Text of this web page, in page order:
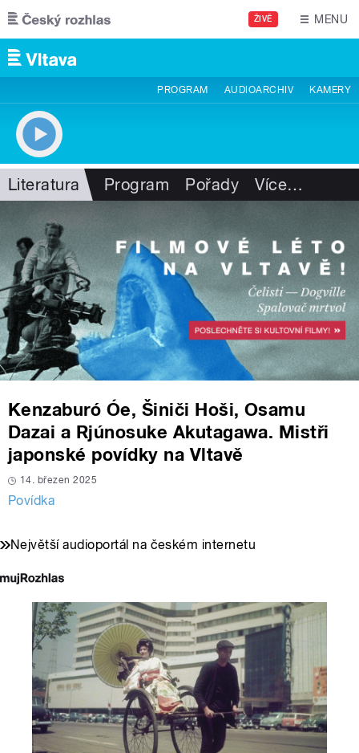
Přejít k hlavnímu obsahu
ŽIVĚ MENU
PROGRAM AUDIOARCHIV KAMERY
Literatura Program Pořady Více…
Kenzaburó Óe, Šiniči Hoši, Osamu
Dazai a Rjúnosuke Akutagawa. Mistři
japonské povídky na Vltavě
14. březen 2025
Povídka
Největší audioportál na českém internetu